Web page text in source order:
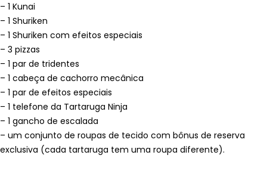
– 1 Kunai
– 1 Shuriken
– 1 Shuriken com efeitos especiais
– 3 pizzas
– 1 par de tridentes
– 1 cabeça de cachorro mecânica
– 1 par de efeitos especiais
– 1 telefone da Tartaruga Ninja
– 1 gancho de escalada
– um conjunto de roupas de tecido com bônus de reserva
exclusiva (cada tartaruga tem uma roupa diferente).